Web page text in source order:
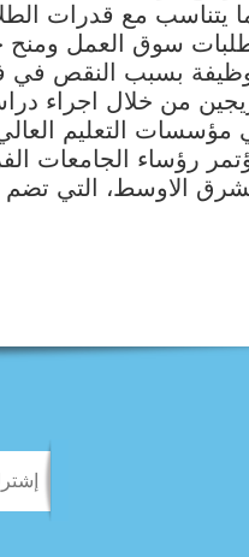
سوق العمل ومنح
وظيفة بسبب النقص
من خلال اجراء
مؤسسات التعليم